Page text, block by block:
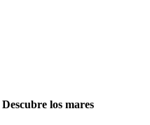
Descubre los mares